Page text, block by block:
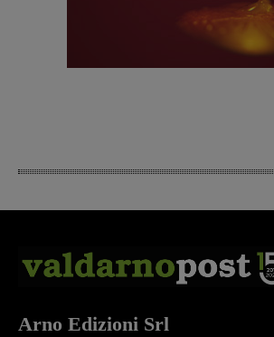
Arno Edizioni Srl